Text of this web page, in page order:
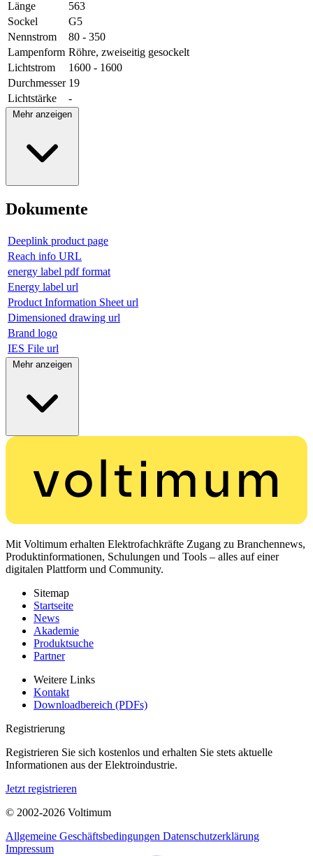
Länge
563
Sockel
G5
Nennstrom
80 - 350
Lampenform Röhre, zweiseitig gesockelt
Lichtstrom
1600 - 1600
Durchmesser 19
Lichtstärke
-
Mehr anzeigen
Dokumente
Deeplink product page
Reach info URL
energy label pdf format
Energy label url
Product Information Sheet url
Dimensioned drawing url
Brand logo
IES File url
Mehr anzeigen
Mit Voltimum erhalten Elektrofachkräfte Zugang zu Branchennews,
Produktinformationen, Schulungen und Tools – alles auf einer
digitalen Plattform und Community.
Sitemap
Startseite
News
Akademie
Produktsuche
Partner
Weitere Links
Kontakt
Downloadbereich (PDFs)
Registrierung
Registrieren Sie sich kostenlos und erhalten Sie stets aktuelle
Informationen aus der Elektroindustrie.
Jetzt registrieren
© 2002-2026 Voltimum
Allgemeine Geschäftsbedingungen Datenschutzerklärung
Impressum